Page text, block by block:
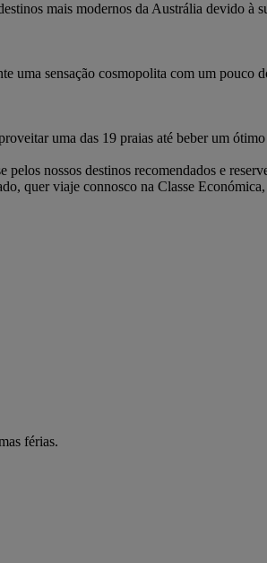
mais modernos da Austrália devido à
uma sensação cosmopolita com um pouco
uma das 19 praias até beber um
nossos destinos recomendados e
quer viaje connosco na Classe
férias.